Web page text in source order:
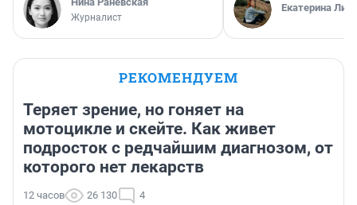
Журналист
Екатерина
РЕКОМЕНДУЕМ
Теряет зрение, но гоняет на
мотоцикле и скейте. Как живет
подросток с редчайшим диагнозом, от
которого нет лекарств
12 часов 26 130 4